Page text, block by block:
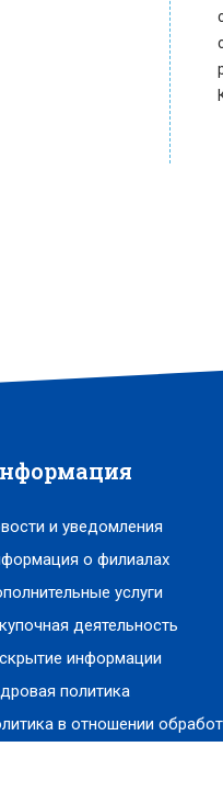
и уведомления
о филиалах
услуги
деятельность
информации
политика
в отношении